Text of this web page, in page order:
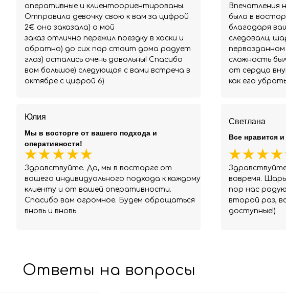
Юлия
Здравствуйте. Да, мы в восторге от
вашего индивидуального подхода к каждому
клиенту и от вашей оперативности.
Спасибо вам огромное. Будем обращаться
вновь и вновь.
Мы в восторге от вашего подхода и
оперативности!
Светлана
вовремя. Шары
пор нас
второй раз,
доступные!)
Все нравится
оперативные и клиентоориентированы.
Отправила девочку свою к вам за цифрой
2€ она заказала) а мой
заказ отлично пережил поездку в хаски и
обратно) до сих пор стоит дома радует
глаз) остались очень довольны! Спасибо
вам большое) следующая с вами встреча в
октябре с цифрой 6)
Впечатления
была в
благодаря
следовали,
сложность
от сердца
как его
Ответы на вопросы